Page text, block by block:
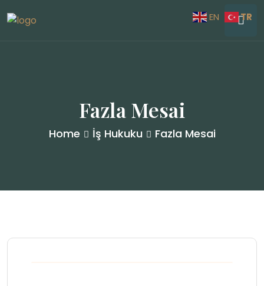
Fazla Mesai
Home İş Hukuku Fazla Mesai
EN TR